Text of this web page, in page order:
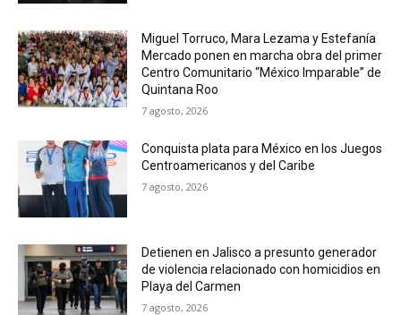
Miguel Torruco, Mara Lezama y Estefanía
Mercado ponen en marcha obra del primer
Centro Comunitario “México Imparable” de
Quintana Roo
7 agosto, 2026
Conquista plata para México en los Juegos
Centroamericanos y del Caribe
7 agosto, 2026
Detienen en Jalisco a presunto generador
de violencia relacionado con homicidios en
Playa del Carmen
7 agosto, 2026